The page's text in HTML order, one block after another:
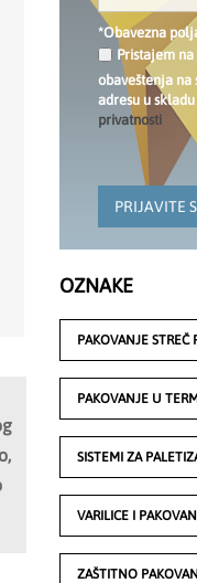
*Obavezna
Pristajem
obaveštenja na
adresu u skladu
privatnosti
PRIJAVITE
OZNAKE
PAKOVANJE STREČ
SISTEMI ZA
VARILICE I
ZAŠTITNO